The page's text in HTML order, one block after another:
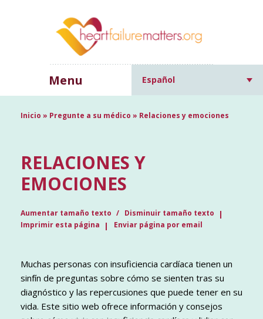
Menu Español
Inicio » Pregunte a su médico » Relaciones y emociones
RELACIONES Y
EMOCIONES
Aumentar tamaño texto
Disminuir tamaño texto
Imprimir esta página
Enviar página por email
Muchas personas con insuficiencia cardíaca tienen un
sinfín de preguntas sobre cómo se sienten tras su
diagnóstico y las repercusiones que puede tener en su
vida. Este sitio web ofrece información y consejos